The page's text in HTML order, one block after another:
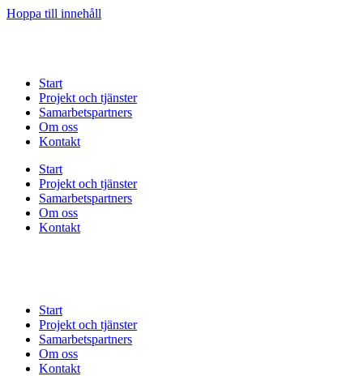
Hoppa till innehåll
Start
Projekt och tjänster
Samarbetspartners
Om oss
Kontakt
Start
Projekt och tjänster
Samarbetspartners
Om oss
Kontakt
Start
Projekt och tjänster
Samarbetspartners
Om oss
Kontakt